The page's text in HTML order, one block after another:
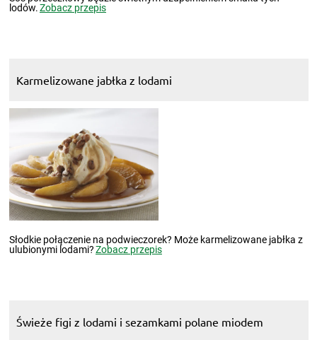
lodów.Zobacz przepis
Karmelizowane jabłka z lodami
Słodkie połączenie na podwieczorek? Może karmelizowane jabłka z
ulubionymi lodami?Zobacz przepis
Świeże figi z lodami i sezamkami polane miodem